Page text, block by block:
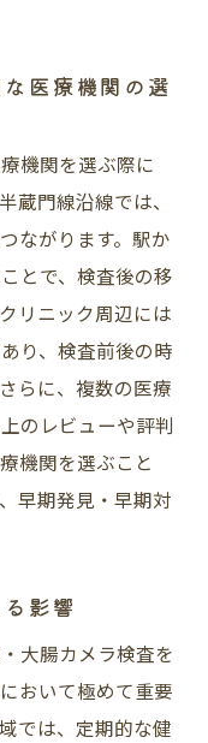
医療機関の選
機関を選ぶ際に
蔵門線沿線では、
ながります。駅か
とで、検査後の移
リニック周辺には
り、検査前後の時
らに、複数の医療
のレビューや評判
機関を選ぶこと
早期発見・早期対
影響
大腸カメラ検査を
おいて極めて重要
では、定期的な健